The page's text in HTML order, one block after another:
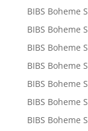
BIBS Boheme
BIBS Boheme
BIBS Boheme
BIBS Boheme
BIBS Boheme
BIBS Boheme
BIBS Boheme